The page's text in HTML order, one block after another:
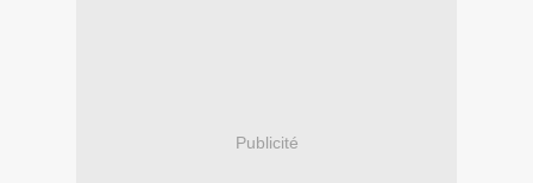
Publicité